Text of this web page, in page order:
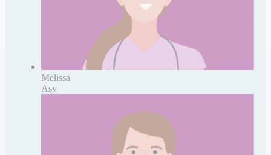
Melissa
Asv